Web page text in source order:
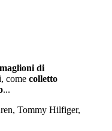
maglioni di
come colletto
...
Tommy Hilfiger,